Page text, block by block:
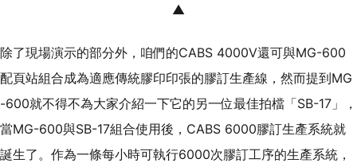
▲
除了現場演示的部分外，咱們的CABS 4000V還可與MG-600
配頁站組合成為適應傳統膠印印張的膠訂生產線，然而提到MG
-600就不得不為大家介紹一下它的另一位最佳拍檔「SB-17」，
當MG-600與SB-17組合使用後，CABS 6000膠訂生產系統就
誕生了。作為一條每小時可執行6000次膠訂工序的生產系統，